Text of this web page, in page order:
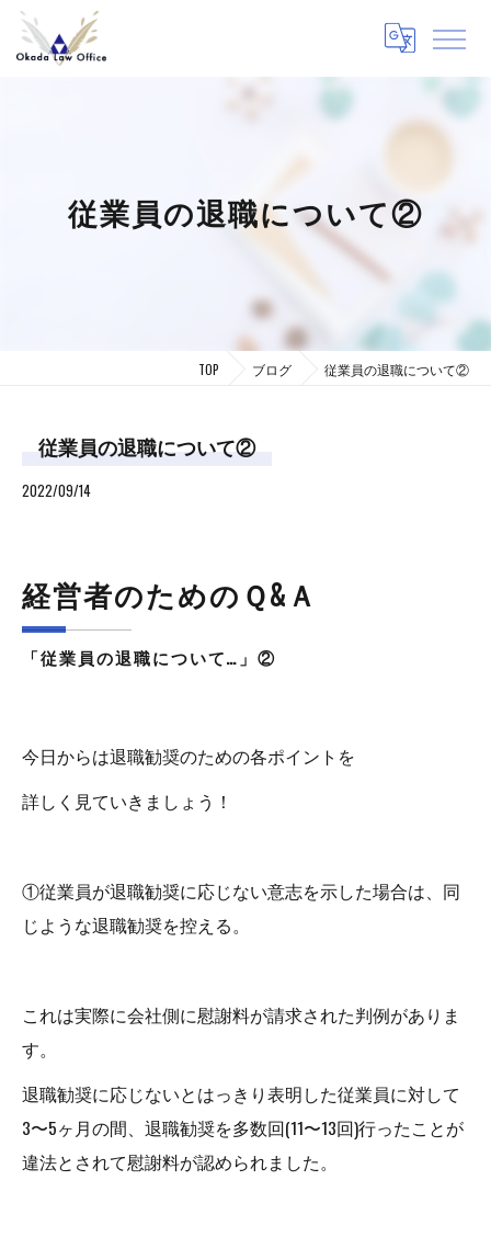
従業員の退職について②
TOP ブログ 従業員の退職について②
従業員の退職について②
2022/09/14
「従業 員の退職について… 」②
経営者のためのＱ&Ａ
今日からは退職勧奨のための各ポイントを
詳しく見ていきましょう！
①従業員が退職勧奨に応じない意志を示した場合は、同
じような退職勧奨を控える。
これは実際に会社側に慰謝料が請求された判例がありま
す。
退職勧奨に応じないとはっきり表明した従業員に対して
3〜5ヶ月の間、退職勧奨を多数回(11〜13回)行ったことが
違法とされて慰謝料が認められました。